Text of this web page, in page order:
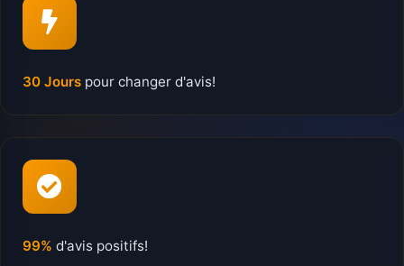
30 Jours pour changer d'avis!
99% d'avis positifs!